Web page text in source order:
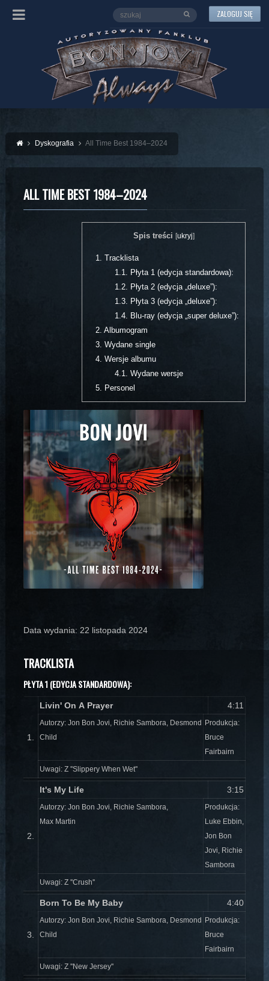
ZALOGUJ SIĘ
Dyskografia All Time Best 1984–2024
ALL TIME BEST 1984–2024
Spis treści [ukryj]
1. Tracklista
1.1. Płyta 1 (edycja standardowa):
1.2. Płyta 2 (edycja „deluxe”):
1.3. Płyta 3 (edycja „deluxe”):
1.4. Blu-ray (edycja „super deluxe”):
2. Albumogram
3. Wydane single
4. Wersje albumu
4.1. Wydane wersje
5. Personel
Data wydania: 22 listopada 2024
TRACKLISTA
PŁYTA 1 (EDYCJA STANDARDOWA):
1.
Livin' On A Prayer 4:11
Autorzy: Jon Bon Jovi, Richie Sambora, Desmond
Child
Produkcja:
Bruce
Fairbairn
Uwagi: Z ''Slippery When Wet''
2.
It's My Life 3:15
Autorzy: Jon Bon Jovi, Richie Sambora,
Max Martin
Produkcja:
Luke Ebbin,
Jon Bon
Jovi, Richie
Sambora
Uwagi: Z ''Crush''
3.
Born To Be My Baby 4:40
Autorzy: Jon Bon Jovi, Richie Sambora, Desmond
Child
Produkcja:
Bruce
Fairbairn
Uwagi: Z ''New Jersey''